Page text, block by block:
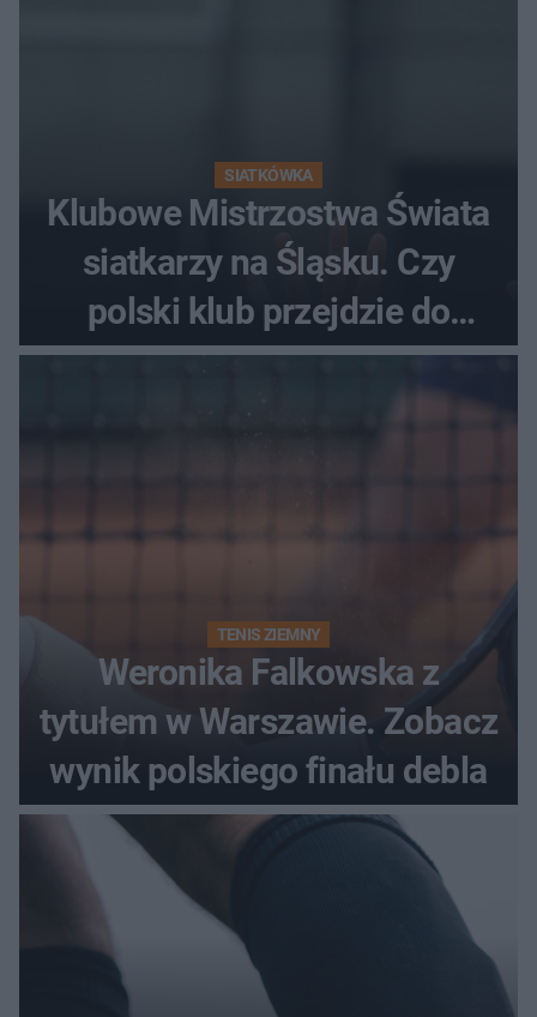
SIATKÓWKA
Klubowe Mistrzostwa Świata
siatkarzy na Śląsku. Czy
polski klub przejdzie do
historii
TENIS ZIEMNY
Weronika Falkowska z
tytułem w Warszawie. Zobacz
wynik polskiego finału debla